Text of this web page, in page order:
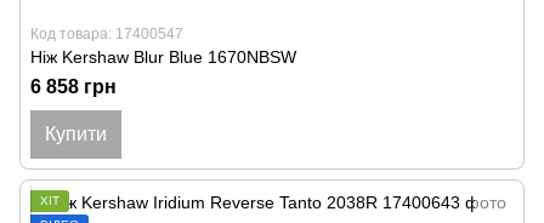
Код товара: 17400547
Ніж Kershaw Blur Blue 1670NBSW
6 858 грн
Купити
ХІТ